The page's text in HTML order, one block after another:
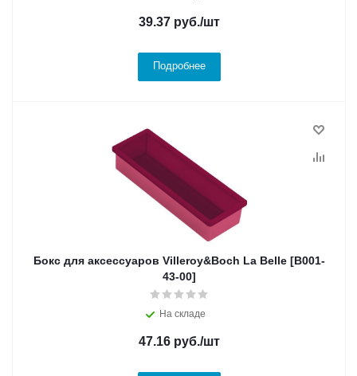
39.37 руб./шт
Подробнее
Бокс для аксессуаров Villeroy&Boch La Belle [B001-
43-00]
На складе
47.16 руб./шт